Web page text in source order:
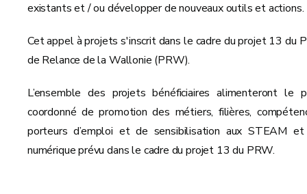
existants et / ou développer de nouveaux outils et actions.
Cet appel à projets s'inscrit dans le cadre du projet 13 du
de Relance de la Wallonie (PRW).
L’ensemble des projets bénéficiaires alimenteront le
coordonné de promotion des métiers, filières,
porteurs d’emploi et de sensibilisation aux STEAM
numérique prévu dans le cadre du projet 13 du PRW.